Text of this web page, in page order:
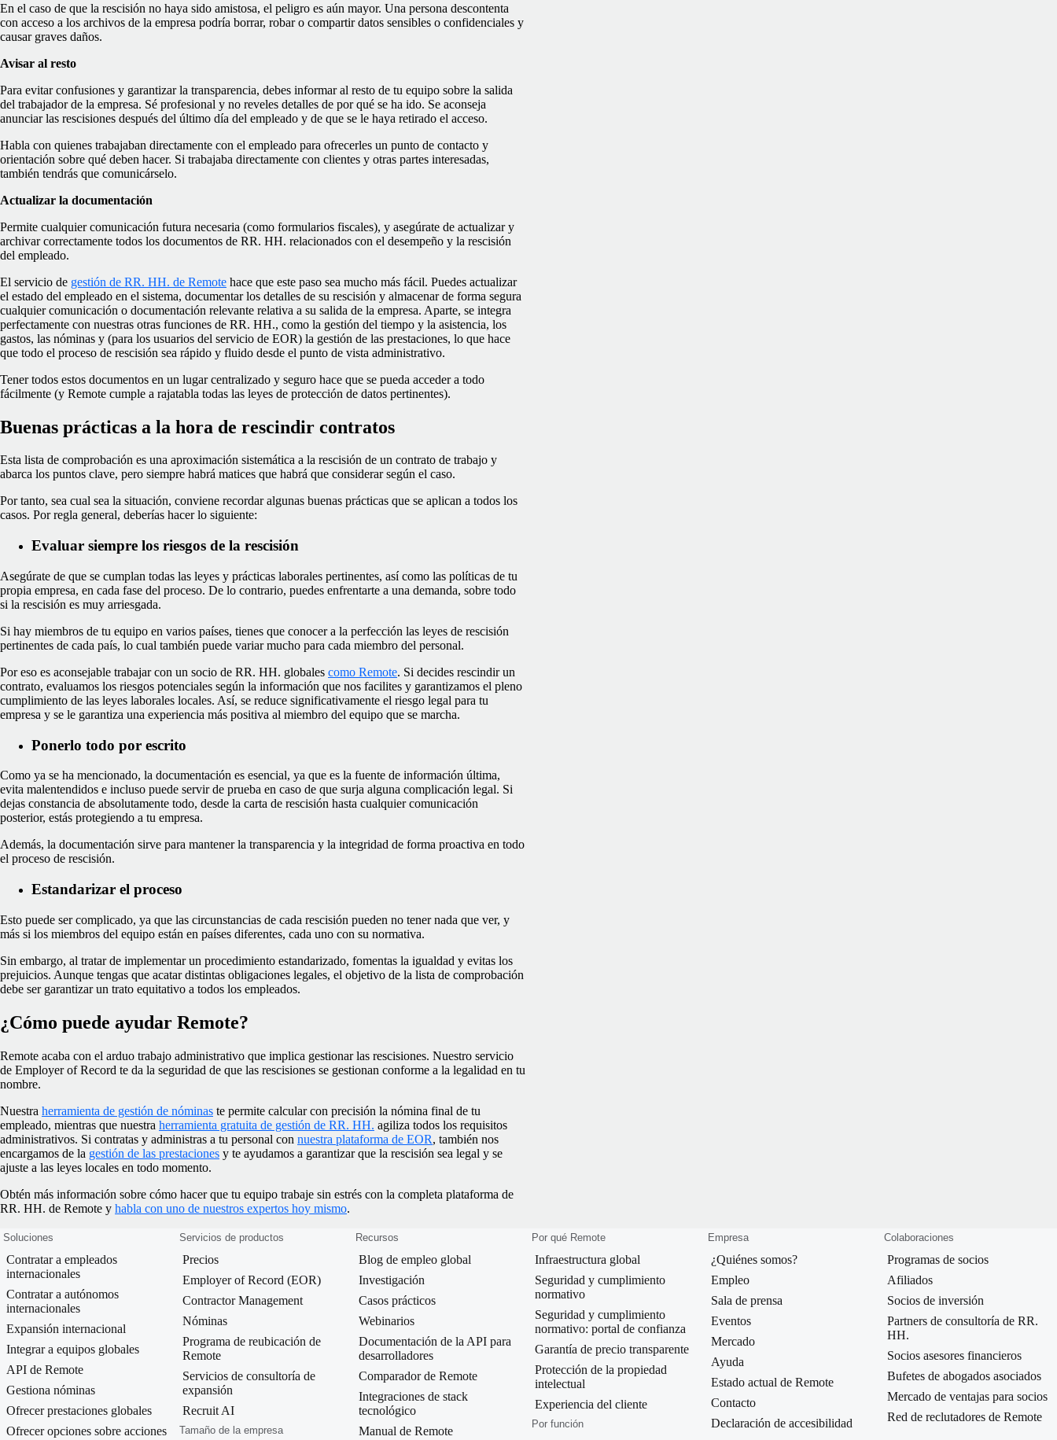
En el caso de que la rescisión no haya sido amistosa, el peligro es aún mayor. Una persona descontenta
con acceso a los archivos de la empresa podría borrar, robar o compartir datos sensibles o confidenciales y
causar graves daños.
Avisar al resto
Para evitar confusiones y garantizar la transparencia, debes informar al resto de tu equipo sobre la salida
del trabajador de la empresa. Sé profesional y no reveles detalles de por qué se ha ido. Se aconseja
anunciar las rescisiones después del último día del empleado y de que se le haya retirado el acceso.
Habla con quienes trabajaban directamente con el empleado para ofrecerles un punto de contacto y
orientación sobre qué deben hacer. Si trabajaba directamente con clientes y otras partes interesadas,
también tendrás que comunicárselo.
Actualizar la documentación
Permite cualquier comunicación futura necesaria (como formularios fiscales), y asegúrate de actualizar y
archivar correctamente todos los documentos de RR. HH. relacionados con el desempeño y la rescisión
del empleado.
El servicio de gestión de RR. HH. de Remote hace que este paso sea mucho más fácil. Puedes actualizar
el estado del empleado en el sistema, documentar los detalles de su rescisión y almacenar de forma segura
cualquier comunicación o documentación relevante relativa a su salida de la empresa. Aparte, se integra
perfectamente con nuestras otras funciones de RR. HH., como la gestión del tiempo y la asistencia, los
gastos, las nóminas y (para los usuarios del servicio de EOR) la gestión de las prestaciones, lo que hace
que todo el proceso de rescisión sea rápido y fluido desde el punto de vista administrativo.
Tener todos estos documentos en un lugar centralizado y seguro hace que se pueda acceder a todo
fácilmente (y Remote cumple a rajatabla todas las leyes de protección de datos pertinentes).
Buenas prácticas a la hora de rescindir contratos
Esta lista de comprobación es una aproximación sistemática a la rescisión de un contrato de trabajo y
abarca los puntos clave, pero siempre habrá matices que habrá que considerar según el caso.
Por tanto, sea cual sea la situación, conviene recordar algunas buenas prácticas que se aplican a todos los
casos. Por regla general, deberías hacer lo siguiente:
Evaluar siempre los riesgos de la rescisión
Asegúrate de que se cumplan todas las leyes y prácticas laborales pertinentes, así como las políticas de tu
propia empresa, en cada fase del proceso. De lo contrario, puedes enfrentarte a una demanda, sobre todo
si la rescisión es muy arriesgada.
Si hay miembros de tu equipo en varios países, tienes que conocer a la perfección las leyes de rescisión
pertinentes de cada país, lo cual también puede variar mucho para cada miembro del personal.
Por eso es aconsejable trabajar con un socio de RR. HH. globales como Remote. Si decides rescindir un
contrato, evaluamos los riesgos potenciales según la información que nos facilites y garantizamos el pleno
cumplimiento de las leyes laborales locales. Así, se reduce significativamente el riesgo legal para tu
empresa y se le garantiza una experiencia más positiva al miembro del equipo que se marcha.
Ponerlo todo por escrito
Como ya se ha mencionado, la documentación es esencial, ya que es la fuente de información última,
evita malentendidos e incluso puede servir de prueba en caso de que surja alguna complicación legal. Si
dejas constancia de absolutamente todo, desde la carta de rescisión hasta cualquier comunicación
posterior, estás protegiendo a tu empresa.
Además, la documentación sirve para mantener la transparencia y la integridad de forma proactiva en todo
el proceso de rescisión.
Estandarizar el proceso
Esto puede ser complicado, ya que las circunstancias de cada rescisión pueden no tener nada que ver, y
más si los miembros del equipo están en países diferentes, cada uno con su normativa.
Sin embargo, al tratar de implementar un procedimiento estandarizado, fomentas la igualdad y evitas los
prejuicios. Aunque tengas que acatar distintas obligaciones legales, el objetivo de la lista de comprobación
debe ser garantizar un trato equitativo a todos los empleados.
¿Cómo puede ayudar Remote?
Remote acaba con el arduo trabajo administrativo que implica gestionar las rescisiones. Nuestro servicio
de Employer of Record te da la seguridad de que las rescisiones se gestionan conforme a la legalidad en tu
nombre.
Nuestra herramienta de gestión de nóminas te permite calcular con precisión la nómina final de tu
empleado, mientras que nuestra herramienta gratuita de gestión de RR. HH. agiliza todos los requisitos
administrativos. Si contratas y administras a tu personal con nuestra plataforma de EOR, también nos
encargamos de la gestión de las prestaciones y te ayudamos a garantizar que la rescisión sea legal y se
ajuste a las leyes locales en todo momento.
Obtén más información sobre cómo hacer que tu equipo trabaje sin estrés con la completa plataforma de
RR. HH. de Remote y habla con uno de nuestros expertos hoy mismo.
Soluciones
Contratar a empleados
internacionales
Contratar a autónomos
internacionales
Expansión internacional
Integrar a equipos globales
API de Remote
Gestiona nóminas
Ofrecer prestaciones globales
Ofrecer opciones sobre acciones
Servicios de productos
Precios
Employer of Record (EOR)
Contractor Management
Nóminas
Programa de reubicación de
Remote
Servicios de consultoría de
expansión
Recruit AI
Tamaño de la empresa
Recursos
Blog de empleo global
Investigación
Casos prácticos
Webinarios
Documentación de la API para
desarrolladores
Comparador de Remote
Integraciones de stack
tecnológico
Manual de Remote
Por qué Remote
Infraestructura global
Seguridad y cumplimiento
normativo
Seguridad y cumplimiento
normativo: portal de confianza
Garantía de precio transparente
Protección de la propiedad
intelectual
Experiencia del cliente
Por función
Empresa
¿Quiénes somos?
Empleo
Sala de prensa
Eventos
Mercado
Ayuda
Estado actual de Remote
Contacto
Declaración de accesibilidad
Colaboraciones
Programas de socios
Afiliados
Socios de inversión
Partners de consultoría de RR.
HH.
Socios asesores financieros
Bufetes de abogados asociados
Mercado de ventajas para socios
Red de reclutadores de Remote